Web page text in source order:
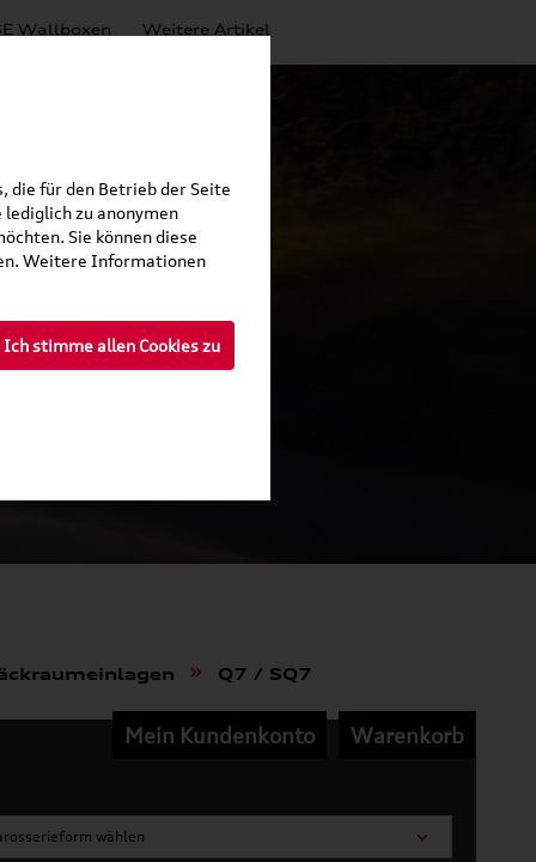
Wallboxen Weitere Artikel
» Q7 / SQ7
Mein Kundenkonto Warenkorb
wählen
die für den Betrieb der Seite
zu anonymen
Sie können diese
Weitere Informationen
Ich stimme allen Cookies zu